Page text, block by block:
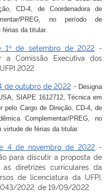
CD-4, de Coordenadora de
PREG, no período de
férias da titular.
1º de setembro de 2022 -
a Comissão Executiva dos
2022.
de outubro de 2022 - Designa
SIAPE 1612712, Técnica em
pelo Cargo de Direção, CD-4, de
Complementar/PREG, no
virtude de férias da titular.
4 de novembro de 2022-
para discutir a proposta de
diretrizes curriculares da
de licenciatura da UFPI,
2022, de 19/09/2022.